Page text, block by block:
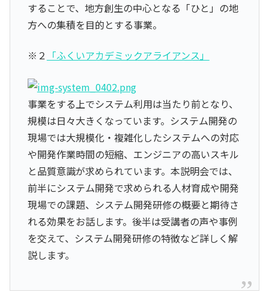
することで、地方創生の中心となる「ひと」の地
方への集積を目的とする事業。
※２ 「ふくいアカデミックアライアンス」
事業をする上でシステム利用は当たり前となり、
規模は日々大きくなっています。システム開発の
現場では大規模化・複雑化したシステムへの対応
や開発作業時間の短縮、エンジニアの高いスキル
と品質意識が求められています。本説明会では、
前半にシステム開発で求められる人材育成や開発
現場での課題、システム開発研修の概要と期待さ
れる効果をお話します。後半は受講者の声や事例
を交えて、システム開発研修の特徴など詳しく解
説します。